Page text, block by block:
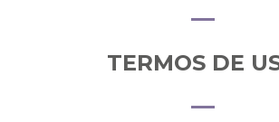
TERMOS DE